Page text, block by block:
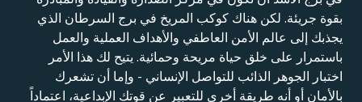
بقوة جريئة. لكن هناك كوكب المريخ في برج السرطان الذي
يجذبك إلى عالم الأمن العاطفي والأهداف العملية والعمل
باستمرار على خلق حياة مريحة وحمائية. يتيح لك هذا الأمر
اختبار الجوهر الذائب للتواصل الإنساني - وإما أن تشعرك
بالأمان أو أنه طريقة أخرى للتعبير عن قوتك الإبداعية، اعتماداً